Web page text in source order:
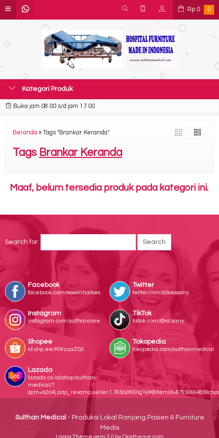
Rp 0 0
Kategori Produk
Buka jam 08.00 s/d jam 17.00
Beranda » Tags "Brankar Keranda"
Tags Brankar Keranda
Maaf, belum tersedia produk pada kategori ini.
Search for:
Facebook
facebook.com/wasilahalkes
Twitter
twitter.com/alkessarry
Instagram
instagram.com/sulthancare
TikTok
tiktok.com/@rd.sarry
Shopee
id.shp.ee/KWzuaZG9
Tokopedia
tokopedia.com/sulthanmedical
Lazada
lazada.co.id/shop/sulthan-
medical/?
Sulthan Medical - Produksi Lokal Ranjang Pasien & Furniture
Medis
Lapax Theme versi 3.0 by Oketheme.com